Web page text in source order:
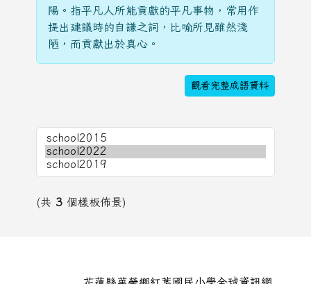
陽。指平凡人所能貢獻的平凡事物，常用作
提出建議時的自謙之詞，比喻所見雖然淺
陋，而貢獻出於真心。
觀看完整成語資料
(共 3 個樣板佈景)
花蓮縣萬榮鄉紅葉國民小學全球資訊網